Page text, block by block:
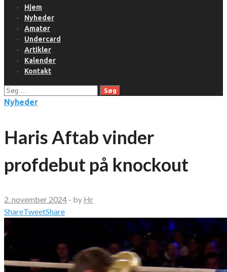
Hjem
Nyheder
Amatør
Undercard
Artikler
Kalender
Kontakt
Søg
efter:
Nyheder
Haris Aftab vinder
profdebut på knockout
2. november 2024 - by Hr
ShareTweetShare